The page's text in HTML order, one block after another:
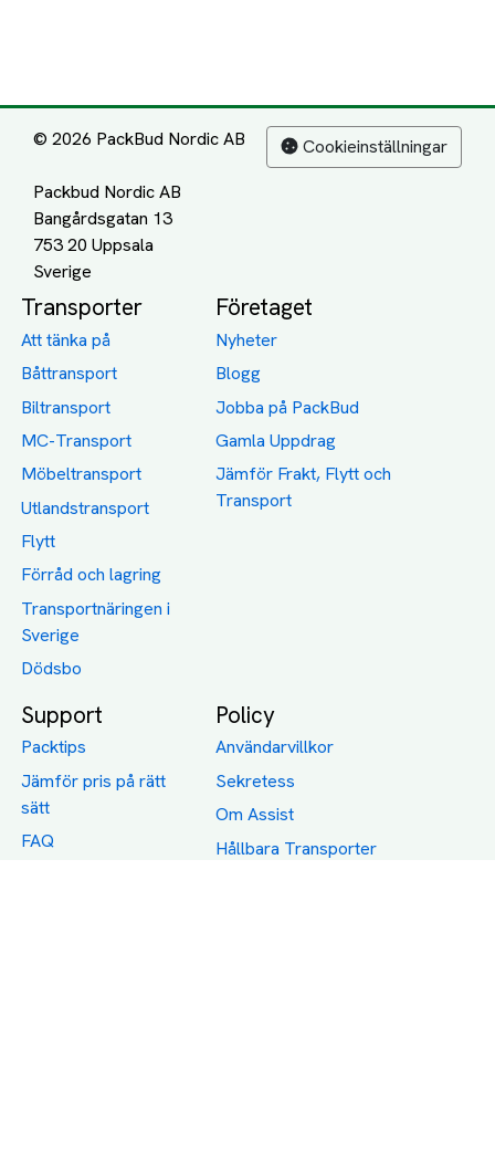
© 2026 PackBud Nordic AB
Packbud Nordic AB
Bangårdsgatan 13
753 20 Uppsala
Cookieinställningar
Transporter
Att tänka på
Båttransport
Biltransport
MC-Transport
Möbeltransport
Utlandstransport
Flytt
Förråd och lagring
Transportnäringen i
Sverige
Dödsbo
Företaget
Nyheter
Blogg
Jobba på PackBud
Gamla Uppdrag
Jämför Frakt, Flytt och
Transport
Support
Packtips
Jämför pris på rätt
sätt
FAQ
Policy
Användarvillkor
Sekretess
Om Assist
Hållbara Transporter